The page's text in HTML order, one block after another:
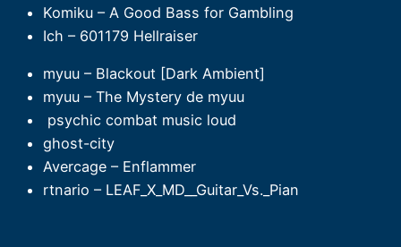
Komiku – A Good Bass for Gambling
Ich – 601179 Hellraiser
myuu – Blackout [Dark Ambient]
myuu – The Mystery de myuu
psychic combat music loud
ghost-city
Avercage – Enflammer
rtnario – LEAF_X_MD__Guitar_Vs._Pian